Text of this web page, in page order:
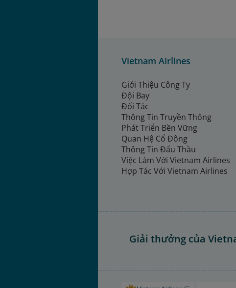
Vietnam Airlines
Giới Thiệu Công Ty
Đội Bay
Đối Tác
Thông Tin Truyền Thông
Phát Triển Bền Vững
Quan Hệ Cổ Đông
Thông Tin Đấu Thầu
Việc Làm Với Vietnam Airlines
Hợp Tác Với Vietnam Airlines
Giải thưởng của